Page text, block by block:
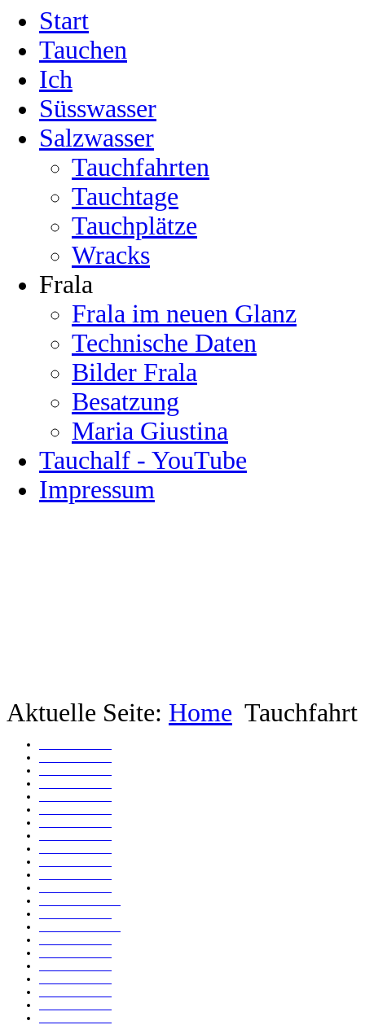
Start
Tauchen
Ich
Süsswasser
Salzwasser
Tauchfahrten
Tauchtage
Tauchplätze
Wracks
Frala
Frala im neuen Glanz
Technische Daten
Bilder Frala
Besatzung
Maria Giustina
Tauchalf - YouTube
Impressum
Aktuelle Seite: Home Tauchfahrt